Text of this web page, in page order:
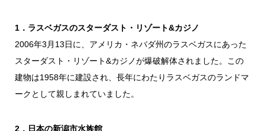
1．ラスベガスのスターダスト・リゾート&カジノ
2006年3月13日に、アメリカ・ネバダ州のラスベガスにあった
スターダスト・リゾート&カジノが爆破解体されました。この
建物は1958年に建設され、長年にわたりラスベガスのランドマ
ークとして親しまれていました。
2．日本の新潟市水族館